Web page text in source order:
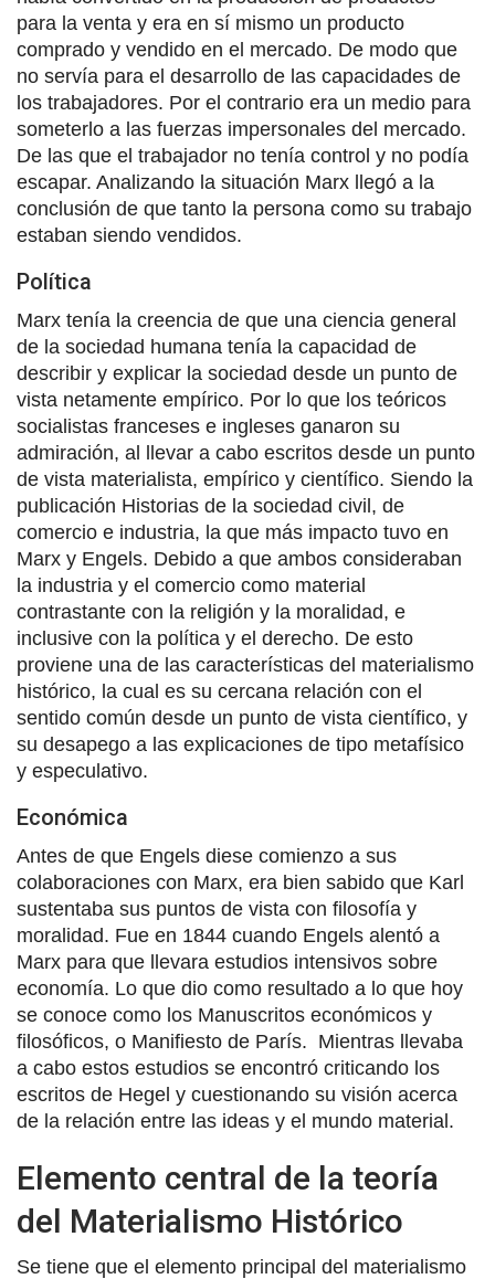
para la venta y era en sí mismo un producto
comprado y vendido en el mercado. De modo que
no servía para el desarrollo de las capacidades de
los trabajadores. Por el contrario era un medio para
someterlo a las fuerzas impersonales del mercado.
De las que el trabajador no tenía control y no podía
escapar. Analizando la situación Marx llegó a la
conclusión de que tanto la persona como su trabajo
estaban siendo vendidos.
Política
Marx tenía la creencia de que una ciencia general
de la sociedad humana tenía la capacidad de
describir y explicar la sociedad desde un punto de
vista netamente empírico. Por lo que los teóricos
socialistas franceses e ingleses ganaron su
admiración, al llevar a cabo escritos desde un punto
de vista materialista, empírico y científico. Siendo la
publicación Historias de la sociedad civil, de
comercio e industria, la que más impacto tuvo en
Marx y Engels. Debido a que ambos consideraban
la industria y el comercio como material
contrastante con la religión y la moralidad, e
inclusive con la política y el derecho. De esto
proviene una de las características del materialismo
histórico, la cual es su cercana relación con el
sentido común desde un punto de vista científico, y
su desapego a las explicaciones de tipo metafísico
y especulativo.
Económica
Antes de que Engels diese comienzo a sus
colaboraciones con Marx, era bien sabido que Karl
sustentaba sus puntos de vista con filosofía y
moralidad. Fue en 1844 cuando Engels alentó a
Marx para que llevara estudios intensivos sobre
economía. Lo que dio como resultado a lo que hoy
se conoce como los Manuscritos económicos y
filosóficos, o Manifiesto de París. Mientras llevaba
a cabo estos estudios se encontró criticando los
escritos de Hegel y cuestionando su visión acerca
de la relación entre las ideas y el mundo material.
Elemento central de la teoría
del Materialismo Histórico
Se tiene que el elemento principal del materialismo